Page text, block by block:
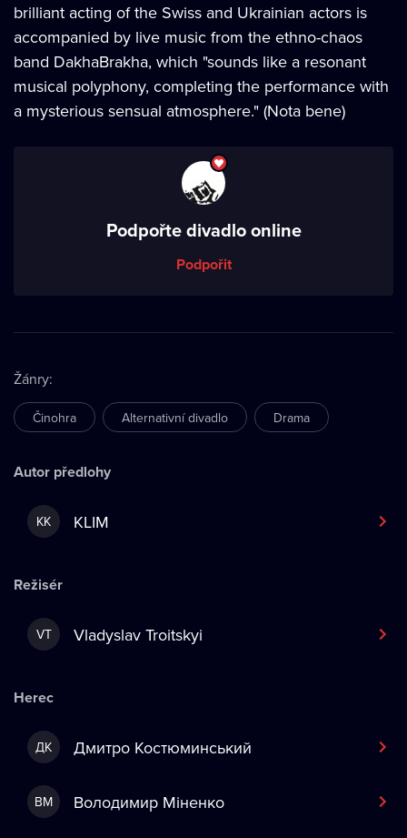
brilliant acting of the Swiss and Ukrainian actors is
accompanied by live music from the ethno-chaos
band DakhaBrakha, which "sounds like a resonant
musical polyphony, completing the performance with
a mysterious sensual atmosphere." (Nota bene)
Podpořte divadlo online
Podpořit
Žánry:
Činohra Alternativní divadlo Drama
Autor předlohy
KK KLIM
Režisér
VT Vladyslav Troitskyi
Herec
ДК Дмитро Костюминський
ВМ Володимир Міненко